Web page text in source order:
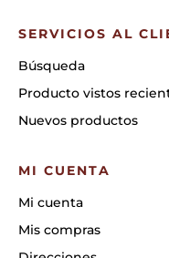
SERVICIOS AL
Búsqueda
Producto vistos
Nuevos productos
MI CUENTA
Mi cuenta
Mis compras